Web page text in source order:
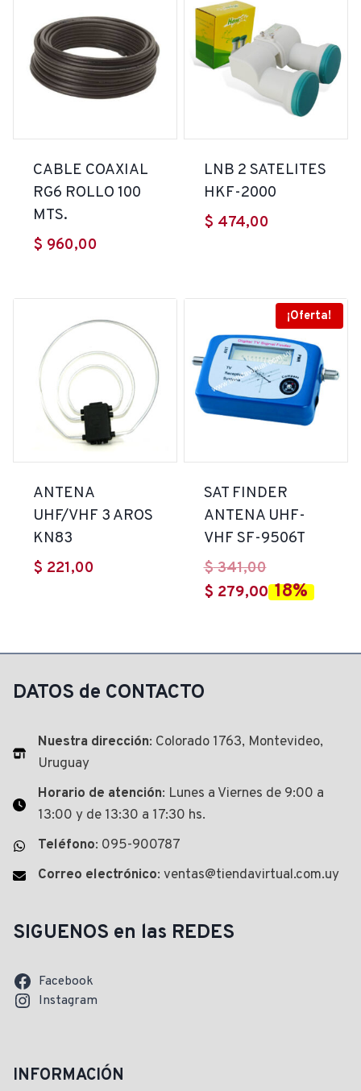
CABLE COAXIAL
RG6 ROLLO 100
MTS.
$ 960,00
LNB 2 SATELITES
HKF-2000
$ 474,00
ANTENA
UHF/VHF 3 AROS
KN83
$ 221,00
¡Oferta!
SAT FINDER
ANTENA UHF-
VHF SF-9506T
$341,00El
precio
$ 279,00El18%
DATOS de CONTACTO
Nuestra dirección: Colorado 1763, Montevideo,
Uruguay
Horario de atención: Lunes a Viernes de 9:00 a
13:00 y de 13:30 a 17:30 hs.
Teléfono: 095-900787
Correo electrónico: ventas@tiendavirtual.com.uy
SIGUENOS en las REDES
Facebook
Instagram
INFORMACIÓN